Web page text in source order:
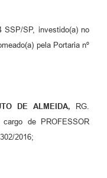
SSP/SP, investido(a) no
pela Portaria nº
DE ALMEIDA,
RG.
de PROFESSOR
2016;